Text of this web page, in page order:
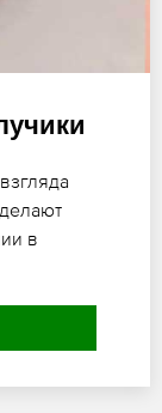
в